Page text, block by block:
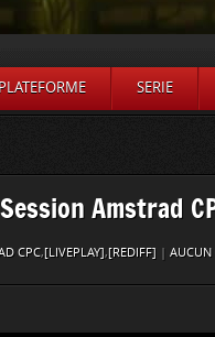
PLATEFORME SERIE
Amstrad
CPC,[LIVEPLAY],[REDIFF] | AUCUN